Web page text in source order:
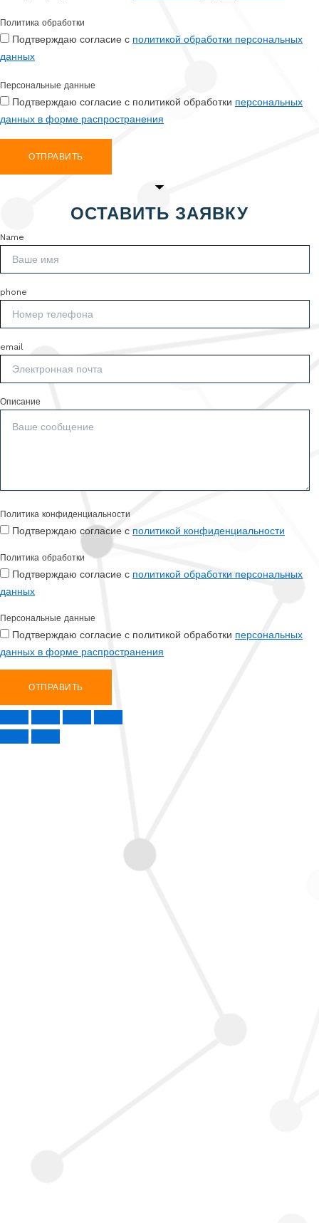
Политика обработки
Подтверждаю согласие с политикой обработки персональных
данных
Персональные данные
Подтверждаю согласие с политикой обработки персональных
данных в форме распространения
ОТПРАВИТЬ
ОСТАВИТЬ ЗАЯВКУ
Name
phone
email
Описание
Политика конфиденциальности
Подтверждаю согласие с политикой конфиденциальности
Политика обработки
Подтверждаю согласие с политикой обработки персональных
данных
Персональные данные
Подтверждаю согласие с политикой обработки персональных
данных в форме распространения
ОТПРАВИТЬ